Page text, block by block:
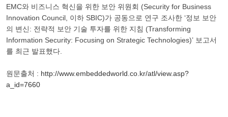
EMC와 비즈니스 혁신을 위한 보안 위원회 (Security for Business
Innovation Council, 이하 SBIC)가 공동으로 연구 조사한 ‘정보 보안
의 변신: 전략적 보안 기술 투자를 위한 지침 (Transforming
Information Security: Focusing on Strategic Technologies)’ 보고서
를 최근 발표했다.
원문출처 : http://www.embeddedworld.co.kr/atl/view.asp?
a_id=7660